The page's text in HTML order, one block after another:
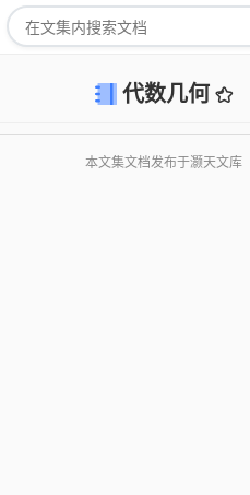
代数几何
本文集文档发布于灏天文库